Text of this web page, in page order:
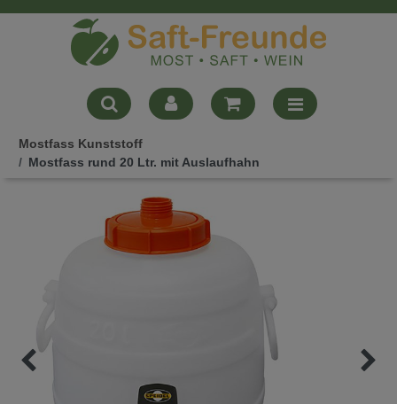
Mostfass Kunststoff
Mostfass rund 20 Ltr. mit Auslaufhahn